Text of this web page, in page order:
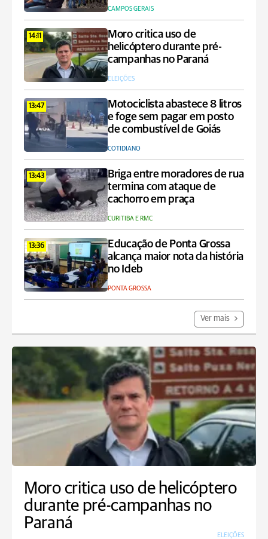
CAMPOS GERAIS
14:11
Moro critica uso de
helicóptero durante pré-
campanhas no Paraná
ELEIÇÕES
13:47
Motociclista abastece 8 litros
e foge sem pagar em posto
de combustível de Goiás
COTIDIANO
13:43
Briga entre moradores de rua
termina com ataque de
cachorro em praça
CURITIBA E RMC
13:36
Educação de Ponta Grossa
alcança maior nota da história
no Ideb
PONTA GROSSA
Ver mais
Moro critica uso de helicóptero
durante pré-campanhas no
Paraná
ELEIÇÕES